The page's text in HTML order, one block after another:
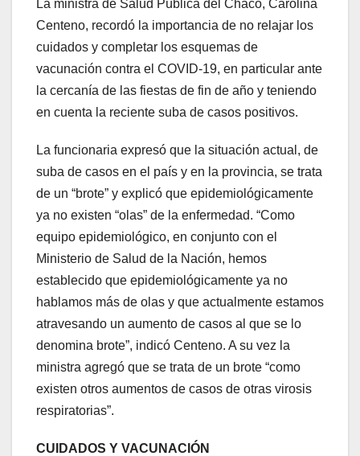
La ministra de Salud Pública del Chaco, Carolina
Centeno, recordó la importancia de no relajar los
cuidados y completar los esquemas de
vacunación contra el COVID-19, en particular ante
la cercanía de las fiestas de fin de año y teniendo
en cuenta la reciente suba de casos positivos.
La funcionaria expresó que la situación actual, de
suba de casos en el país y en la provincia, se trata
de un “brote” y explicó que epidemiológicamente
ya no existen “olas” de la enfermedad. “Como
equipo epidemiológico, en conjunto con el
Ministerio de Salud de la Nación, hemos
establecido que epidemiológicamente ya no
hablamos más de olas y que actualmente estamos
atravesando un aumento de casos al que se lo
denomina brote”, indicó Centeno. A su vez la
ministra agregó que se trata de un brote “como
existen otros aumentos de casos de otras virosis
respiratorias”.
CUIDADOS Y VACUNACIÓN